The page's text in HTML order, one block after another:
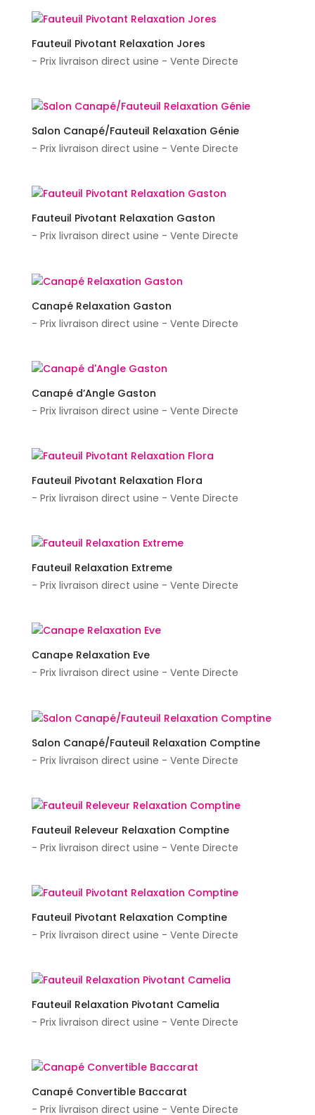
Fauteuil Pivotant Relaxation Jores
- Prix livraison direct usine - Vente Directe
Salon Canapé/Fauteuil Relaxation Génie
- Prix livraison direct usine - Vente Directe
Fauteuil Pivotant Relaxation Gaston
- Prix livraison direct usine - Vente Directe
Canapé Relaxation Gaston
- Prix livraison direct usine - Vente Directe
Canapé d’Angle Gaston
- Prix livraison direct usine - Vente Directe
Fauteuil Pivotant Relaxation Flora
- Prix livraison direct usine - Vente Directe
Fauteuil Relaxation Extreme
- Prix livraison direct usine - Vente Directe
Canape Relaxation Eve
- Prix livraison direct usine - Vente Directe
Salon Canapé/Fauteuil Relaxation Comptine
- Prix livraison direct usine - Vente Directe
Fauteuil Releveur Relaxation Comptine
- Prix livraison direct usine - Vente Directe
Fauteuil Pivotant Relaxation Comptine
- Prix livraison direct usine - Vente Directe
Fauteuil Relaxation Pivotant Camelia
- Prix livraison direct usine - Vente Directe
Canapé Convertible Baccarat
- Prix livraison direct usine - Vente Directe